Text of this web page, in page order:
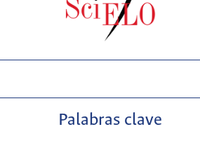
Palabras clave